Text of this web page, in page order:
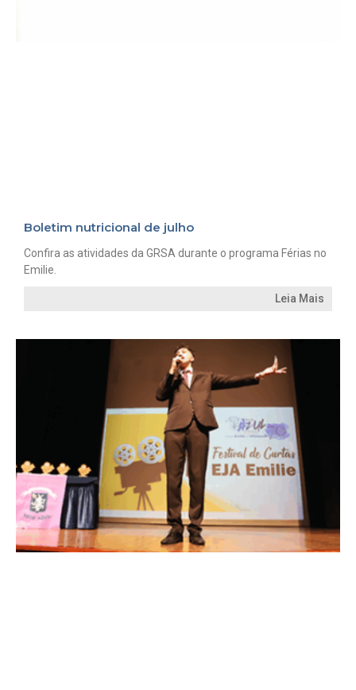
Boletim nutricional de julho
Confira as atividades da GRSA durante o programa Férias no
Emilie.
Leia Mais